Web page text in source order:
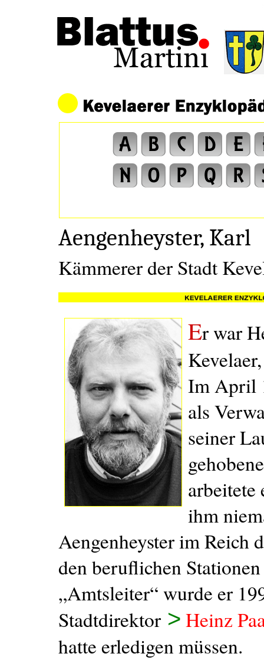
Aengenheyster, Karl
Kämmerer der Stadt
Er war
Im April
als
seiner
arbeitete
ihm
Aengenheyster im Reich
den beruflichen
„Amtsleiter“ wurde er
Stadtdirektor > Heinz
hatte erledigen müssen.